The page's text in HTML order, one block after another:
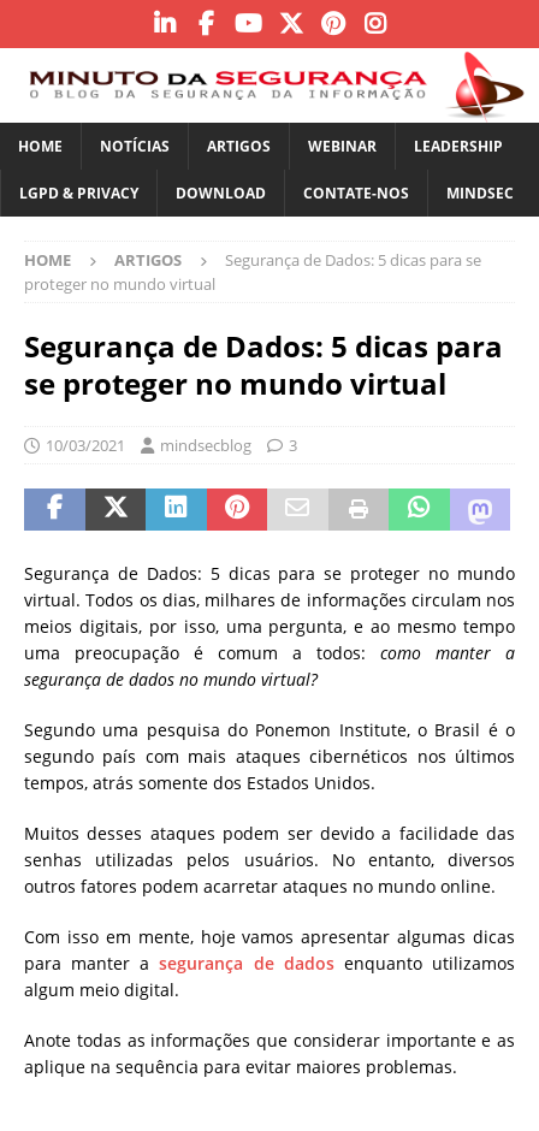
HOME NOTÍCIAS ARTIGOS WEBINAR LEADERSHIP
LGPD & PRIVACY DOWNLOAD CONTATE-NOS MINDSEC
HOME ARTIGOS
Segurança de Dados: 5 dicas para se
proteger no mundo virtual
Segurança de Dados: 5 dicas para
se proteger no mundo virtual
10/03/2021 mindsecblog 3
Segurança de Dados: 5 dicas para se proteger no mundo
virtual. Todos os dias, milhares de informações circulam nos
meios digitais, por isso, uma pergunta, e ao mesmo tempo
uma preocupação é comum a todos: como manter a
segurança de dados no mundo virtual?
Segundo uma pesquisa do Ponemon Institute, o Brasil é o
segundo país com mais ataques cibernéticos nos últimos
tempos, atrás somente dos Estados Unidos.
Muitos desses ataques podem ser devido a facilidade das
senhas utilizadas pelos usuários. No entanto, diversos
outros fatores podem acarretar ataques no mundo online.
Com isso em mente, hoje vamos apresentar algumas dicas
para manter asegurança de dadosenquanto utilizamos
algum meio digital.
Anote todas as informações que considerar importante e as
aplique na sequência para evitar maiores problemas.